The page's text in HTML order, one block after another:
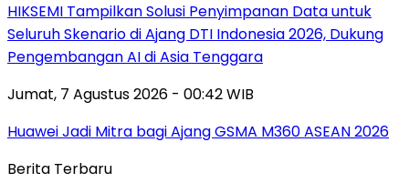
HIKSEMI Tampilkan Solusi Penyimpanan Data untuk
Seluruh Skenario di Ajang DTI Indonesia 2026, Dukung
Pengembangan AI di Asia Tenggara
Jumat, 7 Agustus 2026 - 00:42 WIB
Huawei Jadi Mitra bagi Ajang GSMA M360 ASEAN 2026
Berita Terbaru